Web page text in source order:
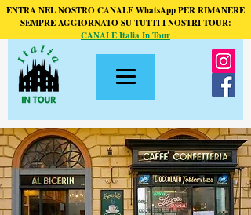
ENTRA NEL NOSTRO CANALE WhatsApp PER RIMANERE
SEMPRE AGGIORNATO SU TUTTI I NOSTRI TOUR:
CANALE Italia In Tour